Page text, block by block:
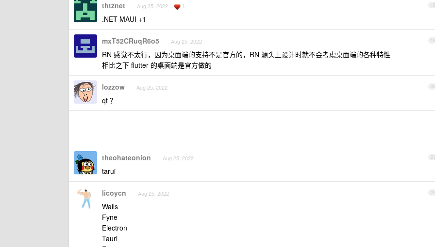
18
thtznet Aug 25, 2022 1
.NET MAUI +1
19
mxT52CRuqR6o5 Aug 25, 2022
RN 感觉不太行，因为桌面端的支持不是官方的，RN 源头上设计时就不会考虑桌面端的各种特性
相比之下 flutter 的桌面端是官方做的
20
lozzow Aug 25, 2022
qt ？
21
theohateonion Aug 25, 2022
tarui
22
licoycn Aug 25, 2022
Wails
Fyne
Electron
Tauri